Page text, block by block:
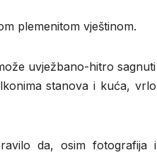
plemenitom vještinom.
uvježbano-hitro sagnuti
stanova i kuća, vrlo
da, osim fotografija i